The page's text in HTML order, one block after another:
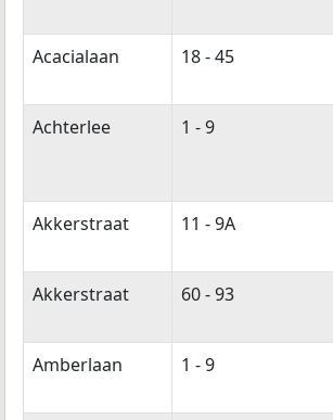
Acacialaan 18 - 45
Achterlee 1 - 9
Akkerstraat 11 - 9A
Akkerstraat 60 - 93
Amberlaan 1 - 9